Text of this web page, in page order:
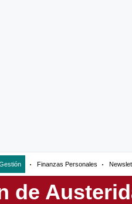
Finanzas Personales